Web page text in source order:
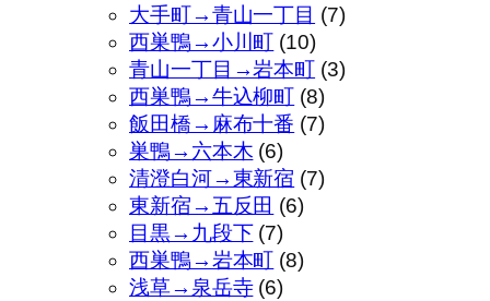
大手町→青山一丁目 (7)
西巣鴨→小川町 (10)
青山一丁目→岩本町 (3)
西巣鴨→牛込柳町 (8)
飯田橋→麻布十番 (7)
巣鴨→六本木 (6)
清澄白河→東新宿 (7)
東新宿→五反田 (6)
目黒→九段下(7)
西巣鴨→岩本町 (8)
浅草→泉岳寺(6)